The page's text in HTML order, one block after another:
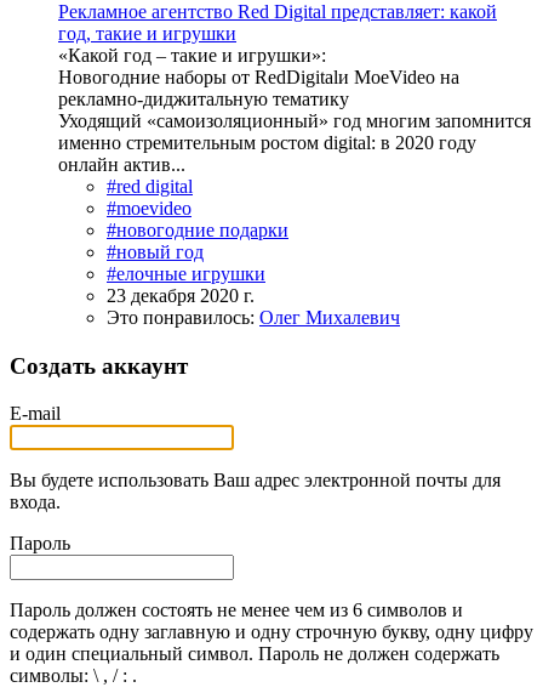
Рекламное агентство Red Digital представляет: какой
год, такие и игрушки
«Какой год – такие и игрушки»:
Новогодние наборы от RedDigitalи MoeVideo на
рекламно-диджитальную тематику
Уходящий «самоизоляционный» год многим запомнится
именно стремительным ростом digital: в 2020 году
онлайн актив...
#red digital
#moevideo
#новогодние подарки
#новый год
#елочные игрушки
23 декабря 2020 г.
Это понравилось: Олег Михалевич
Создать аккаунт
E-mail
Вы будете использовать Ваш адрес электронной почты для
входа.
Пароль
Пароль должен состоять не менее чем из 6 символов и
содержать одну заглавную и одну строчную букву, одну цифру
и один специальный символ. Пароль не должен содержать
символы: \ , / : .